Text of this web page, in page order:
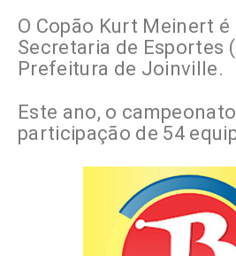
O Copão Kurt Meinert
Secretaria de Esportes
Prefeitura de Joinville.
Este ano, o
participação de 54